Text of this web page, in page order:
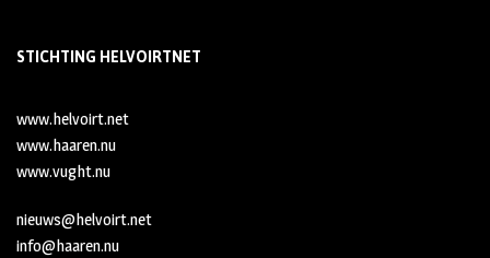
STICHTING HELVOIRTNET
www.helvoirt.net
www.haaren.nu
www.vught.nu
nieuws@helvoirt.net
info@haaren.nu